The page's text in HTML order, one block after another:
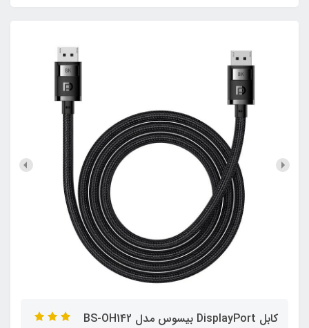
کابل DisplayPort بیسوس مدل BS-OH142